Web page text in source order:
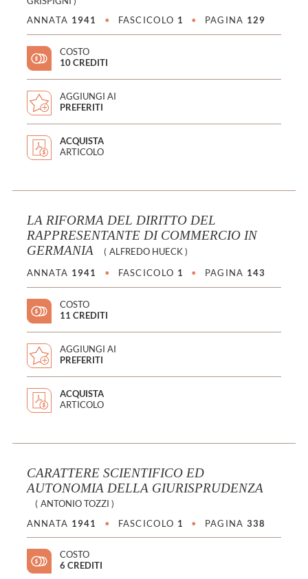
ANNATA 1941 • FASCICOLO 1 • PAGINA 129
COSTO
10 CREDITI
AGGIUNGI AI
PREFERITI
ACQUISTA
ARTICOLO
LA RIFORMA DEL DIRITTO DEL
RAPPRESENTANTE DI COMMERCIO IN
GERMANIA
( ALFREDO HUECK )
ANNATA 1941 • FASCICOLO 1 • PAGINA 143
COSTO
11 CREDITI
AGGIUNGI AI
PREFERITI
ACQUISTA
ARTICOLO
CARATTERE SCIENTIFICO ED
AUTONOMIA DELLA GIURISPRUDENZA
( ANTONIO TOZZI )
ANNATA 1941 • FASCICOLO 1 • PAGINA 338
COSTO
6 CREDITI